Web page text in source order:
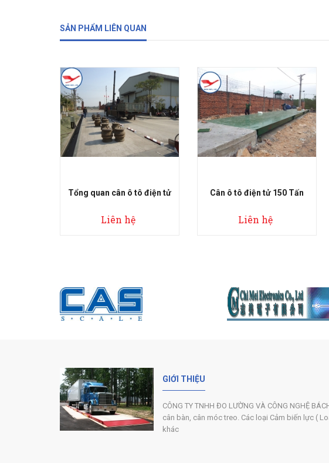
SẢN PHẨM LIÊN QUAN
Tổng quan cân ô tô điện tử
Liên hệ
Cân ô tô điện tử 150 Tấn
Liên hệ
GIỚI THIỆU
CÔNG TY TNHH ĐO LƯỜNG VÀ CÔNG NGHỆ
cân bàn, cân móc treo. Các loại Cảm biến lực (
khác